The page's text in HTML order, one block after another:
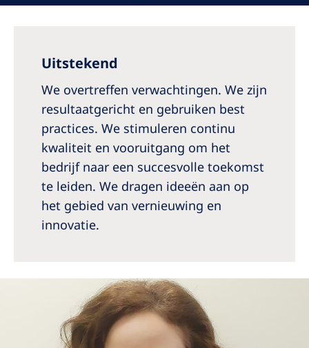
Uitstekend
We overtreffen verwachtingen. We zijn
resultaatgericht en gebruiken best
practices. We stimuleren continu
kwaliteit en vooruitgang om het
bedrijf naar een succesvolle toekomst
te leiden. We dragen ideeën aan op
het gebied van vernieuwing en
innovatie.